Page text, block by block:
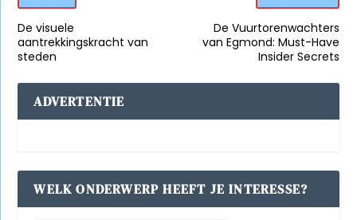
De visuele
aantrekkingskracht van
steden
De Vuurtorenwachters
van Egmond: Must-Have
Insider Secrets
ADVERTENTIE
WELK ONDERWERP HEEFT JE INTERESSE?